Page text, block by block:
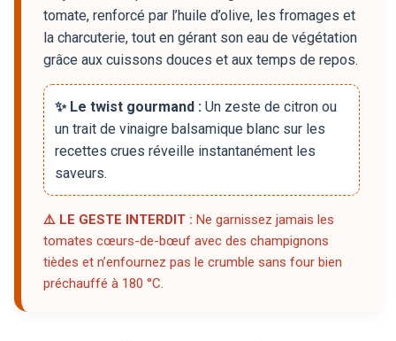
tomate, renforcé par l’huile d’olive, les fromages et
la charcuterie, tout en gérant son eau de végétation
grâce aux cuissons douces et aux temps de repos.
✨ Le twist gourmand : Un zeste de citron ou
un trait de vinaigre balsamique blanc sur les
recettes crues réveille instantanément les
saveurs.
⚠️ LE GESTE INTERDIT : Ne garnissez jamais les
tomates cœurs-de-bœuf avec des champignons
tièdes et n’enfournez pas le crumble sans four bien
préchauffé à 180 °C.